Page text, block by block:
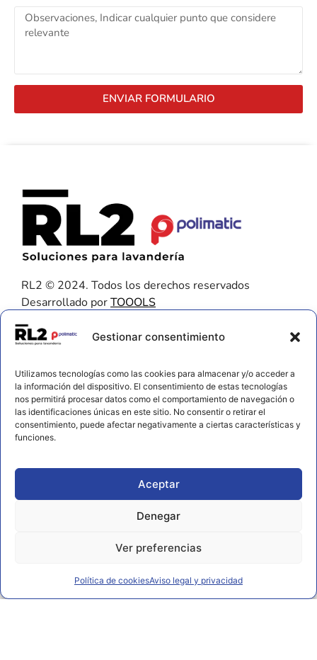
Gestionar consentimiento
Utilizamos tecnologías como las cookies para almacenar y/o acceder a
la información del dispositivo. El consentimiento de estas tecnologías
nos permitirá procesar datos como el comportamiento de navegación o
las identificaciones únicas en este sitio. No consentir o retirar el
consentimiento, puede afectar negativamente a ciertas características y
funciones.
Aceptar
Denegar
Ver preferencias
Política de cookiesAviso legal y privacidad
ENVIAR FORMULARIO
RL2 © 2024. Todos los derechos reservados
Desarrollado porTOOOLS
Contacto
672 202 722
info@rl2.eu
Información
Aviso legal y privacidad
Declaración de accesibilidad